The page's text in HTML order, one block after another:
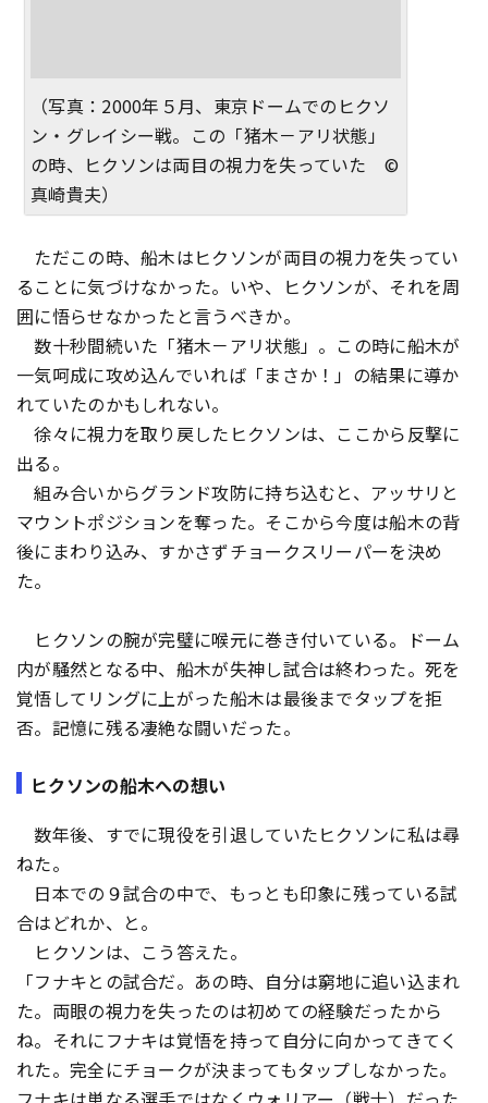
（写真：2000年５月、東京ドームでのヒクソ
ン・グレイシー戦。この「猪木－アリ状態」
の時、ヒクソンは両目の視力を失っていた ©
真崎貴夫）
ただこの時、船木はヒクソンが両目の視力を失ってい
ることに気づけなかった。いや、ヒクソンが、それを周
囲に悟らせなかったと言うべきか。
数十秒間続いた「猪木－アリ状態」。この時に船木が
一気呵成に攻め込んでいれば「まさか！」の結果に導か
れていたのかもしれない。
徐々に視力を取り戻したヒクソンは、ここから反撃に
出る。
組み合いからグランド攻防に持ち込むと、アッサリと
マウントポジションを奪った。そこから今度は船木の背
後にまわり込み、すかさずチョークスリーパーを決め
た。
ヒクソンの腕が完璧に喉元に巻き付いている。ドーム
内が騒然となる中、船木が失神し試合は終わった。死を
覚悟してリングに上がった船木は最後までタップを拒
否。記憶に残る凄絶な闘いだった。
ヒクソンの船木への想い
数年後、すでに現役を引退していたヒクソンに私は尋
ねた。
日本での９試合の中で、もっとも印象に残っている試
合はどれか、と。
ヒクソンは、こう答えた。
「フナキとの試合だ。あの時、自分は窮地に追い込まれ
た。両眼の視力を失ったのは初めての経験だったから
ね。それにフナキは覚悟を持って自分に向かってきてく
れた。完全にチョークが決まってもタップしなかった。